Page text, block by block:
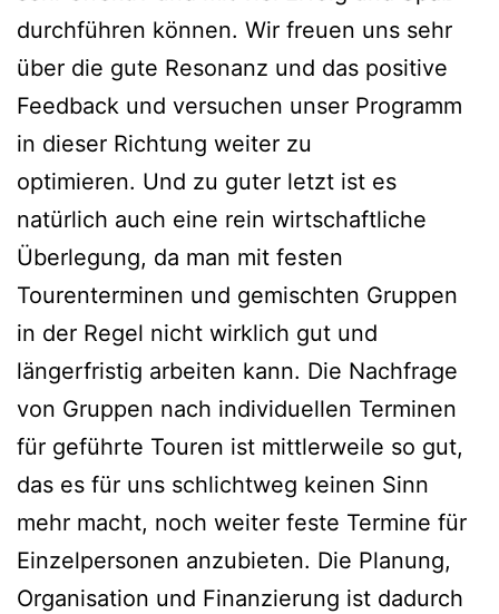
durchführen können. Wir freuen uns sehr
über die gute Resonanz und das positive
Feedback und versuchen unser Programm
in dieser Richtung weiter zu
optimieren. Und zu guter letzt ist es
natürlich auch eine rein wirtschaftliche
Überlegung, da man mit festen
Tourenterminen und gemischten Gruppen
in der Regel nicht wirklich gut und
längerfristig arbeiten kann. Die Nachfrage
von Gruppen nach individuellen Terminen
für geführte Touren ist mittlerweile so gut,
das es für uns schlichtweg keinen Sinn
mehr macht, noch weiter feste Termine für
Einzelpersonen anzubieten. Die Planung,
Organisation und Finanzierung ist dadurch